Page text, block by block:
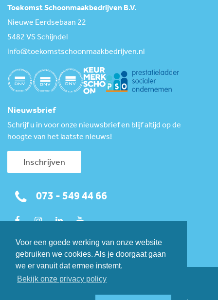
Voor een goede werking van onze website
gebruiken we cookies. Als je doorgaat gaan
we er vanuit dat ermee instemt.
Bekijk onze privacy policy
Toekomst Schoonmaakbedrijven B.V.
Nieuwe Eerdsebaan 22
5482 VS Schijndel
info@toekomstschoonmaakbedrijven.nl
Nieuwsbrief
Schrijf u in voor onze nieuwsbrief en blijf altijd op de
hoogte van het laatste nieuws!
Inschrijven
073 - 549 44 66
© 2026 Toekomst Schoonmaakbedrijven.